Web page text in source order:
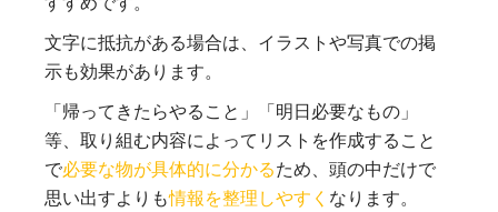
文字に抵抗がある場合は、イラストや写真での掲
示も効果があります。
「帰ってきたらやること」「明日必要なもの」
等、取り組む内容によってリストを作成すること
で必要な物が具体的に分かるため、頭の中だけで
思い出すよりも情報を整理しやすく なります。